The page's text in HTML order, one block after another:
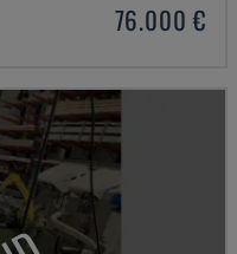
76.000 €